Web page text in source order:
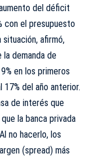
del déficit
con el presupuesto
afirmó,
demanda de
en los primeros
del año anterior.
de interés que
la banca privada
no hacerlo, los
(spread) más